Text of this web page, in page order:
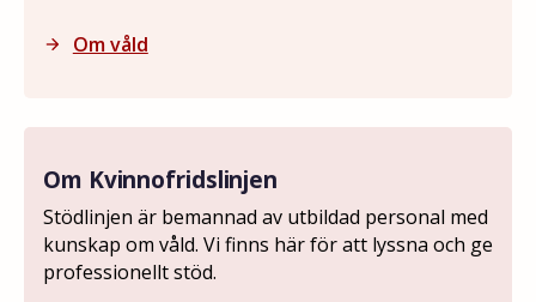
arrow_forward Om våld
Om Kvinnofridslinjen
Stödlinjen är bemannad av utbildad personal med
kunskap om våld. Vi finns här för att lyssna och ge
professionellt stöd.